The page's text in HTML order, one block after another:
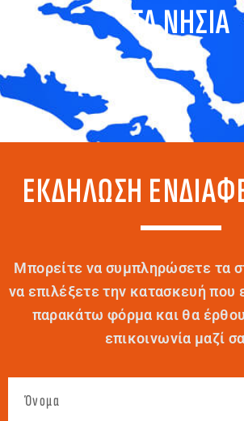
ΤΑ ΝΗΣΙΑ
ΕΚΔΗΛΩΣΗ
Mπορείτε να συμπληρώσετε τα
να επιλέξετε την κατασκευή που
παρακάτω φόρμα και θα
επικοινωνία μαζί